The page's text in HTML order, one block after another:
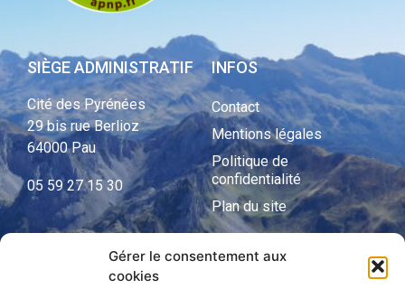
Gérer le consentement aux
cookies
SIÈGE ADMINISTRATIF
Cité des Pyrénées
29 bis rue Berlioz
64000 Pau
05 59 27 15 30
INFOS
Contact
Mentions légales
Politique de
confidentialité
Plan du site